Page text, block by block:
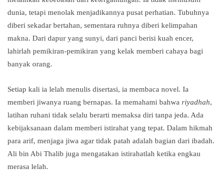
dunia, tetapi menolak menjadikannya pusat perhatian. Tubuhnya
diberi sekadar bertahan, sementara ruhnya diberi kelimpahan
makna. Dari dapur yang sunyi, dari panci berisi kuah encer,
lahirlah pemikiran-pemikiran yang kelak memberi cahaya bagi
banyak orang.
Setiap kali ia lelah menulis disertasi, ia membaca novel. Ia
memberi jiwanya ruang bernapas. Ia memahami bahwa riyadhah,
latihan ruhani tidak selalu berarti memaksa diri tanpa jeda. Ada
kebijaksanaan dalam memberi istirahat yang tepat. Dalam hikmah
para arif, menjaga jiwa agar tidak patah adalah bagian dari ibadah.
Ali bin Abi Thalib juga mengatakan istirahatlah ketika engkau
merasa lelah.